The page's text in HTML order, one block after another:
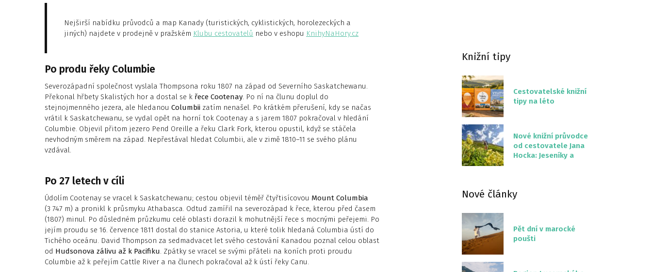
Nejširší nabídku průvodců a map Kanady (turistických, cyklistických, horolezeckých a
jiných) najdete v prodejně v pražském Klubu cestovatelů nebo v eshopu KnihyNaHory.cz
Po produ řeky Columbie
Severozápadní společnost vyslala Thom­psona roku 1807 na západ od Severního Saskatchewanu.
Překonal hřbety Skalistých hor a dostal se k řece Coo­tenay. Po ní na člunu doplul do
stejnojmenného jezera, ale hledanou Columbii zatím nenašel. Po krátkém přerušení, kdy se načas
vrátil k Saskatchewanu, se vydal opět na horní tok Cootenay a s jarem 1807 pokračoval v hledání
Columbie. Objevil přitom jezero Pend Oreille a řeku Clark Fork, kterou opustil, když se stáčela
nevhodným směrem na západ. Nepřestával hledat Columbii, ale v zimě 1810–11 se svého plánu
vzdával.
Po 27 letech v cíli
Údolím Cootenay se vracel k Saskatchewanu; cestou objevil téměř čtyřtisícovou Mount Columbia
(3 747 m) a pronikl k průsmyku Athabasca. Odtud zamířil na severozápad k řece, kterou před časem
(1807) minul. Po důsledném průzkumu celé oblasti dorazil k mohutnější řece s mocnými peřejemi. Po
jejím proudu se 16. července 1811 dostal do stanice Asto­ria, u které tolik hledaná Columbia ústí do
Tichého oceánu. David Thompson za sedmadvacet let svého cestování Kanadou poznal celou oblast
od Hudsonova zálivu až k Pacifiku. Zpátky se vracel se svými přáteli na koních proti proudu
Columbie až k peřejím Cattle River a na člunech pokračoval až k ústí řeky Canu.
Knižní tipy
Cestovatelské knižní
tipy na léto
Nové knižní průvodce
od cestovatele Jana
Hocka: Jeseníky a
Nové články
Pět dní v marocké
poušti